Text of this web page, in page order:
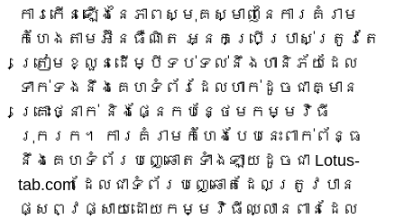
ការកើនឡើងនៃភាពស្មុគស្មាញនៃការគំរាម
កំហែងតាមអ៊ីនធឺណិត អ្នកប្រើប្រាស់ត្រូវតែ
ត្រៀមខ្លួនដើម្បីទប់ទល់នឹងហានិភ័យដែល
ទាក់ទងនឹងគេហទំព័រដែលហាក់ដូចជាគ្មាន
គ្រោះថ្នាក់ និងផ្នែកបន្ថែមកម្មវិធី
រុករក។ ការគំរាមកំហែងបែបនេះពាក់ព័ន្ធ
នឹងគេហទំព័របញ្ឆោតទាំងឡាយដូចជា Lotus-
tab.com ដែលជាទំព័របញ្ឆោតដែលត្រូវបាន
ផ្សព្វផ្សាយដោយកម្មវិធីឈ្លានពានដែល